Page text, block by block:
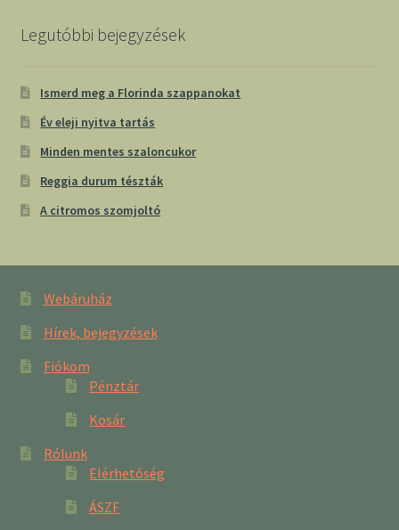
Legutóbbi bejegyzések
Ismerd meg a Florinda szappanokat
Év eleji nyitva tartás
Minden mentes szaloncukor
Reggia durum tészták
A citromos szomjoltó
Webáruház
Hírek, bejegyzések
Fiókom
Pénztár
Kosár
Rólunk
Elérhetőség
ÁSZF